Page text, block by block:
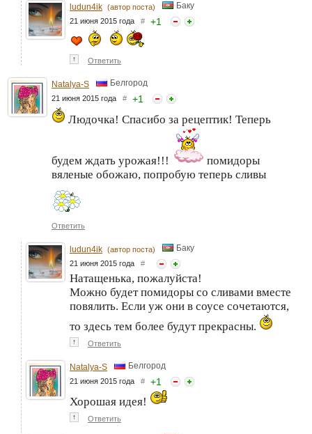
ludun4ik (автор поста) Баку
21 июня 2015 года # +1
↑ Ответить
Natalya-S Белгород
21 июня 2015 года # +1
Людочка! Спасибо за рецептик! Теперь
будем ждать урожая!!!
помидоры
вяленые обожаю, попробую теперь сливы
Ответить
ludun4ik (автор поста) Баку
21 июня 2015 года #
Натащенька, пожалуйста!
Можно будет помидоры со сливами вместе
повялить. Если уж они в соусе сочетаются,
то здесь тем более будут прекрасны.
↑ Ответить
Natalya-S Белгород
21 июня 2015 года # +1
Хорошая идея!
↑ Ответить